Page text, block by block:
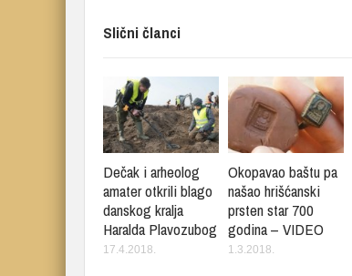
Slični članci
Dečak i arheolog
amater otkrili blago
danskog kralja
Haralda Plavozubog
17.4.2018.
Okopavao baštu pa
našao hrišćanski
prsten star 700
godina – VIDEO
1.3.2018.